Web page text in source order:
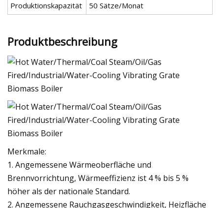
Produktionskapazität
50 Sätze/Monat
Produktbeschreibung
Merkmale:
1. Angemessene Wärmeoberfläche und
Brennvorrichtung, Wärmeeffizienz ist 4 % bis 5 %
höher als der nationale Standard.
2. Angemessene Rauchgasgeschwindigkeit, Heizfläche